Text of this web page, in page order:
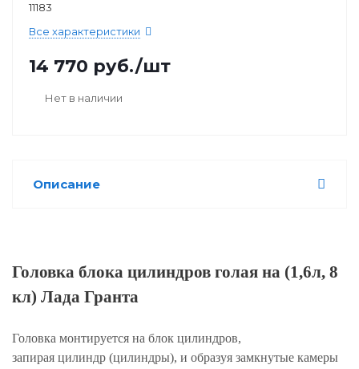
11183
Все характеристики
14 770 руб./шт
Нет в наличии
Описание
Головка блока цилиндров голая на (1,6л, 8
кл) Лада Гранта
Головка монтируется на блок цилиндров,
запирая цилиндр (цилиндры), и образуя замкнутые камеры